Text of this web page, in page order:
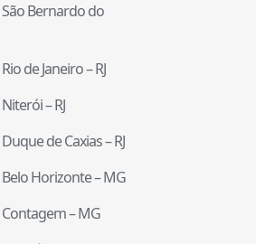
São Bernardo do
Rio de Janeiro–RJ
Niterói–RJ
Duque de Caxias–RJ
Belo Horizonte–MG
Contagem–MG